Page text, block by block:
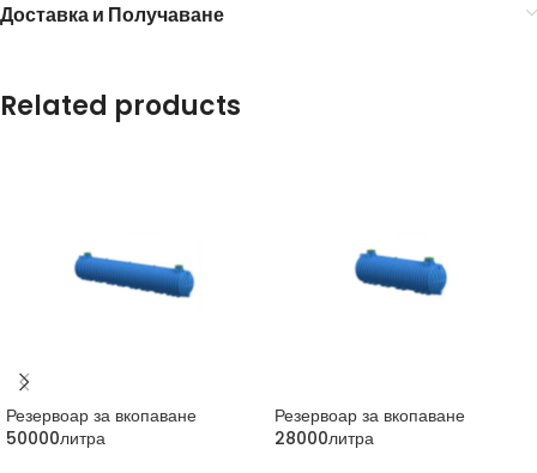
Доставка и Получаване
Related products
Резервоар за вкопаване
50000литра
Резервоар за вкопаване
28000литра